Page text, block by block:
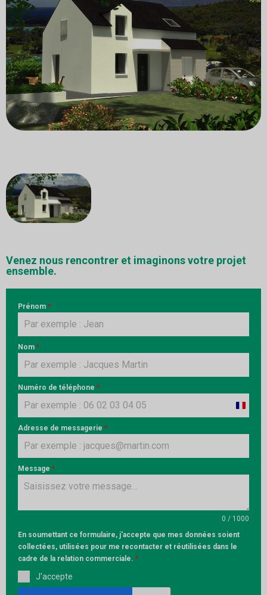
Venez nous rencontrer et imaginons votre projet
ensemble.
Prénom *
Nom *
Numéro de téléphone *
France
Adresse de messagerie *
Message *
0 / 1000
En soumettant ce formulaire, j'accepte que mes données soient
collectées, utilisées pour me recontacter et réutilisées dans le
cadre de la relation commerciale. *
J'accepte